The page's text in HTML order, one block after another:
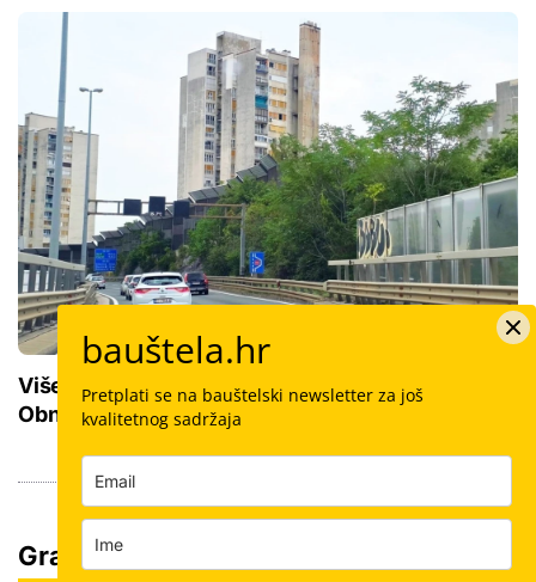
Više od pola milijuna eura za riječke ceste:
Obnovljeno 13.000 kvadrata, gradi se i novi rotor
Gradilište
bauštela.hr
Pretplati se na bauštelski newsletter za još
kvalitetnog sadržaja